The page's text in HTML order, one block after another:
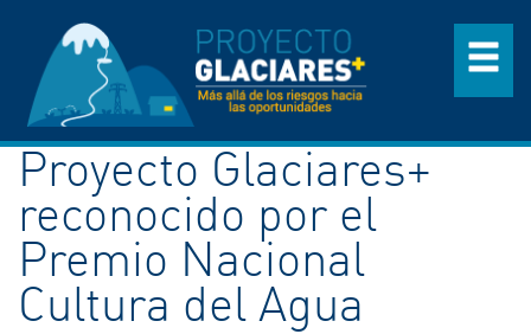
Proyecto Glaciares+
reconocido por el
Premio Nacional
Cultura del Agua